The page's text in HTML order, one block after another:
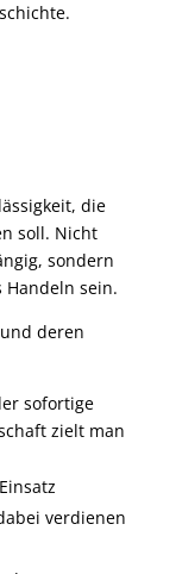
die
soll. Nicht
sondern
Handeln sein.
deren
sofortige
zielt man
verdienen